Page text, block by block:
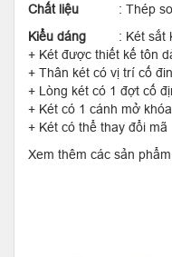
Chất liệu
: Thép
Kiểu dáng
: Két sắt
+ Két được thiết kế tôn
+ Thân két có vị trí cố
+ Lòng két có 1 đợt cố
+ Két có 1 cánh mở
+ Két có thể thay đổi mã
Xem thêm các sản